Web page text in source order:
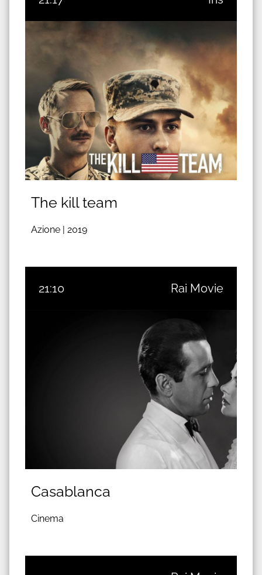
The kill team
Azione | 2019
21:10 Rai Movie
Casablanca
Cinema